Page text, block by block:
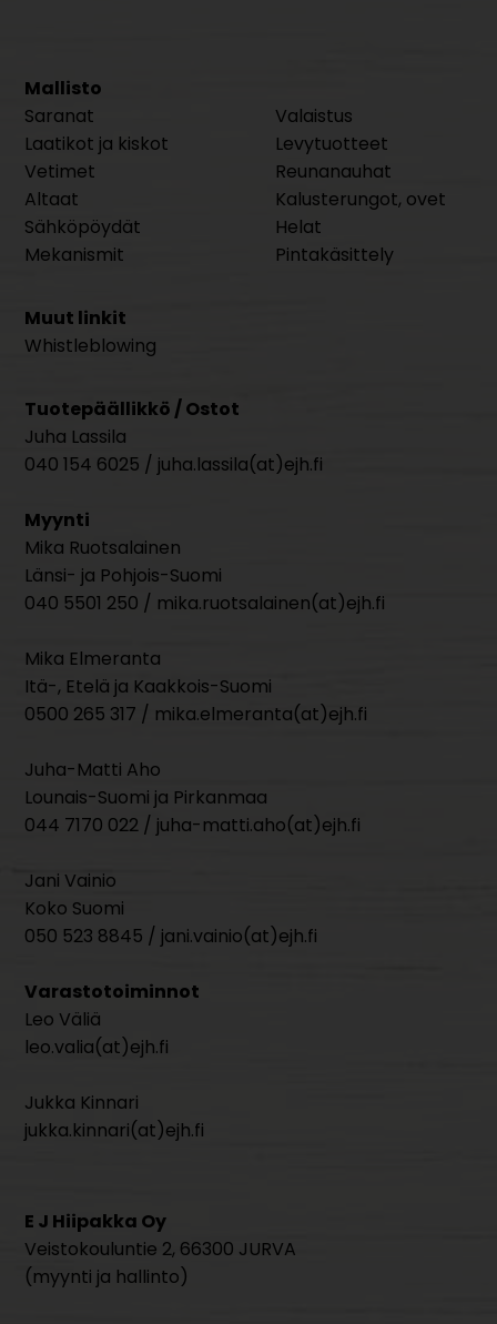
Mallisto
Saranat
Laatikot ja kiskot
Vetimet
Altaat
Sähköpöydät
Mekanismit
Valaistus
Levytuotteet
Reunanauhat
Kalusterungot, ovet
Helat
Pintakäsittely
Muut linkit
Whistleblowing
Tuotepäällikkö / Ostot
Juha Lassila
040 154 6025 / juha.lassila(at)ejh.fi
Myynti
Mika Ruotsalainen
Länsi- ja Pohjois-Suomi
040 5501 250 / mika.ruotsalainen(at)ejh.fi
Mika Elmeranta
Itä-, Etelä ja Kaakkois-Suomi
0500 265 317 / mika.elmeranta(at)ejh.fi
Juha-Matti Aho
Lounais-Suomi ja Pirkanmaa
044 7170 022 / juha-matti.aho(at)ejh.fi
Jani Vainio
Koko Suomi
050 523 8845 / jani.vainio(at)ejh.fi
Varastotoiminnot
Leo Väliä
leo.valia(at)ejh.fi
Jukka Kinnari
jukka.kinnari(at)ejh.fi
E J Hiipakka Oy
Veistokouluntie 2, 66300 JURVA
(myynti ja hallinto)